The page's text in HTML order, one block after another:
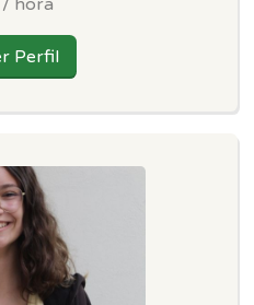
/ hora
Perfil